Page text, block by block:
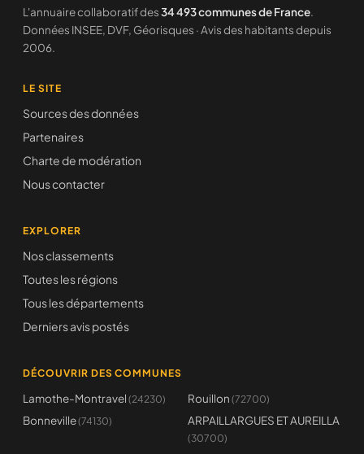
L'annuaire collaboratif des34 493 communes de France.
Données INSEE, DVF, Géorisques · Avis des habitants depuis
2006.
LE SITE
Sources des données
Partenaires
Charte de modération
Nous contacter
EXPLORER
Nos classements
Toutes les régions
Tous les départements
Derniers avis postés
DÉCOUVRIR DES COMMUNES
Lamothe-Montravel (24230) Rouillon (72700)
Bonneville(74130) ARPAILLARGUES ET AUREILLA
(30700)